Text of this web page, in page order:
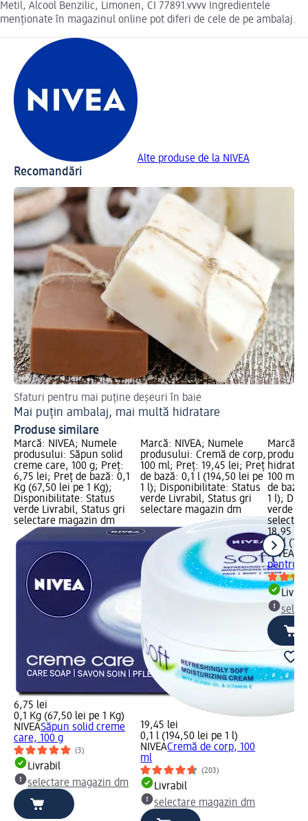
Metil, Alcool Benzilic, Limonen, CI 77891.vvvv Ingredientele
menționate în magazinul online pot diferi de cele de pe ambalaj.
Alte produse de la NIVEA
Recomandări
Sfaturi pentru mai puține deșeuri în baie
Mai puțin ambalaj, mai multă hidratare
Produse similare
Marcă: NIVEA; Numele
produsului: Săpun solid
creme care, 100 g; Preț:
6,75 lei; Preț de bază: 0,1
Kg (67,50 lei pe 1 Kg);
Disponibilitate: Status
verde Livrabil, Status gri
selectare magazin dm
6,75 lei
0,1 Kg (67,50 lei pe 1 Kg)
NIVEASăpun solid creme
care, 100 g
(3)
Livrabil
selectare magazin dm
Marcă: NIVEA; Numele
produsului: Cremă de corp,
100 ml; Preț: 19,45 lei; Preț
de bază: 0,1 l (194,50 lei pe
1 l); Disponibilitate: Status
verde Livrabil, Status gri
selectare magazin dm
19,45 lei
0,1 l (194,50 lei pe 1 l)
NIVEACremă de corp, 100
ml
(203)
Livrabil
selectare magazin dm
Marcă:
100 ml;
de
1 l);
verde
18,95 lei
0,1 l
NIVEA
pentru